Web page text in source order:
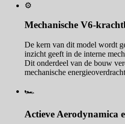
⚙️
Mechanische V6-
De kern van dit model wordt
inzicht geeft in de interne
Dit onderdeel van de bouw
mechanische
🏎️
Actieve Aerodynamica